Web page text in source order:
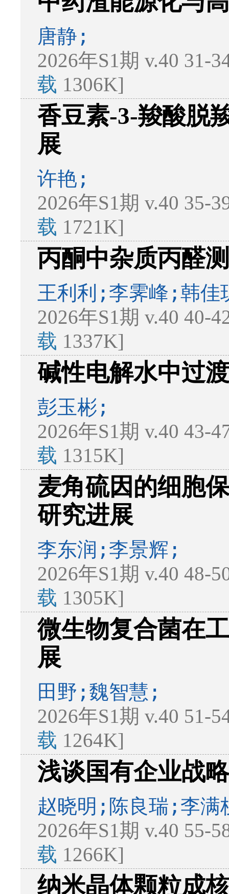
唐静;
2026年S1期 v.40 31-
载 1306K]
香豆素-3-羧酸脱
展
许艳;
2026年S1期 v.40 35-
载 1721K]
丙酮中杂质丙醛
王利利;李霁峰;韩佳
2026年S1期 v.40 40-
载 1337K]
碱性电解水中过
彭玉彬;
2026年S1期 v.40 43-
载 1315K]
麦角硫因的细胞
研究进展
李东润;李景辉;
2026年S1期 v.40 48-
载 1305K]
微生物复合菌在
展
田野;魏智慧;
2026年S1期 v.40 51-
载 1264K]
浅谈国有企业战
赵晓明;陈良瑞;李
2026年S1期 v.40 55-
载 1266K]
纳米晶体颗粒成